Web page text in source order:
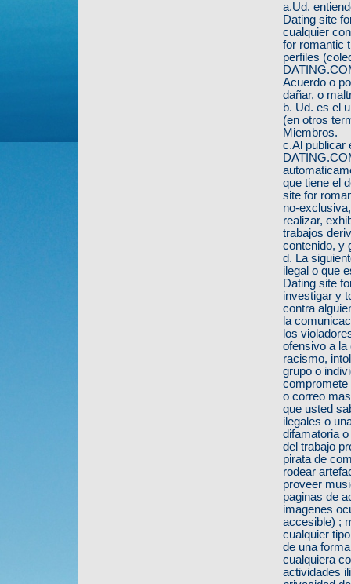
a.Ud.
Dating site
cualquier
for romantic
perfiles
Acuerdo o
dañar, o
b. Ud. es el
(en otros
Miembros.
c.Al publicar
que tiene el
site for
no-
realizar,
trabajos
contenido, y
d. La
ilegal o que
Dating site
investigar y
contra
la
los
ofensivo a la
racismo,
grupo o
compromete
o correo
que usted
ilegales o
difamatoria
del trabajo
pirata de
rodear
proveer
paginas de
imagenes
accesible) ;
cualquier
de una
cualquiera
actividades